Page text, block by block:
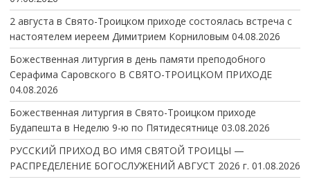
2 августа в Свято-Троицком приходе состоялась встреча с
настоятелем иереем Димитрием Корниловым 04.08.2026
Божественная литургия в день памяти преподобного
Серафима Саровского В СВЯТО-ТРОИЦКОМ ПРИХОДЕ
04.08.2026
Божественная литургия в Свято-Троицком приходе
Будапешта в Неделю 9-ю по Пятидесятнице 03.08.2026
РУССКИЙ ПРИХОД ВО ИМЯ СВЯТОЙ ТРОИЦЫ —
РАСПРЕДЕЛЕНИЕ БОГОСЛУЖЕНИЙ АВГУСТ 2026 г. 01.08.2026